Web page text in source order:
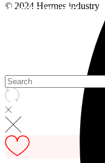
ИНФОРМАЦИЯ
© 2024 Hermes industry